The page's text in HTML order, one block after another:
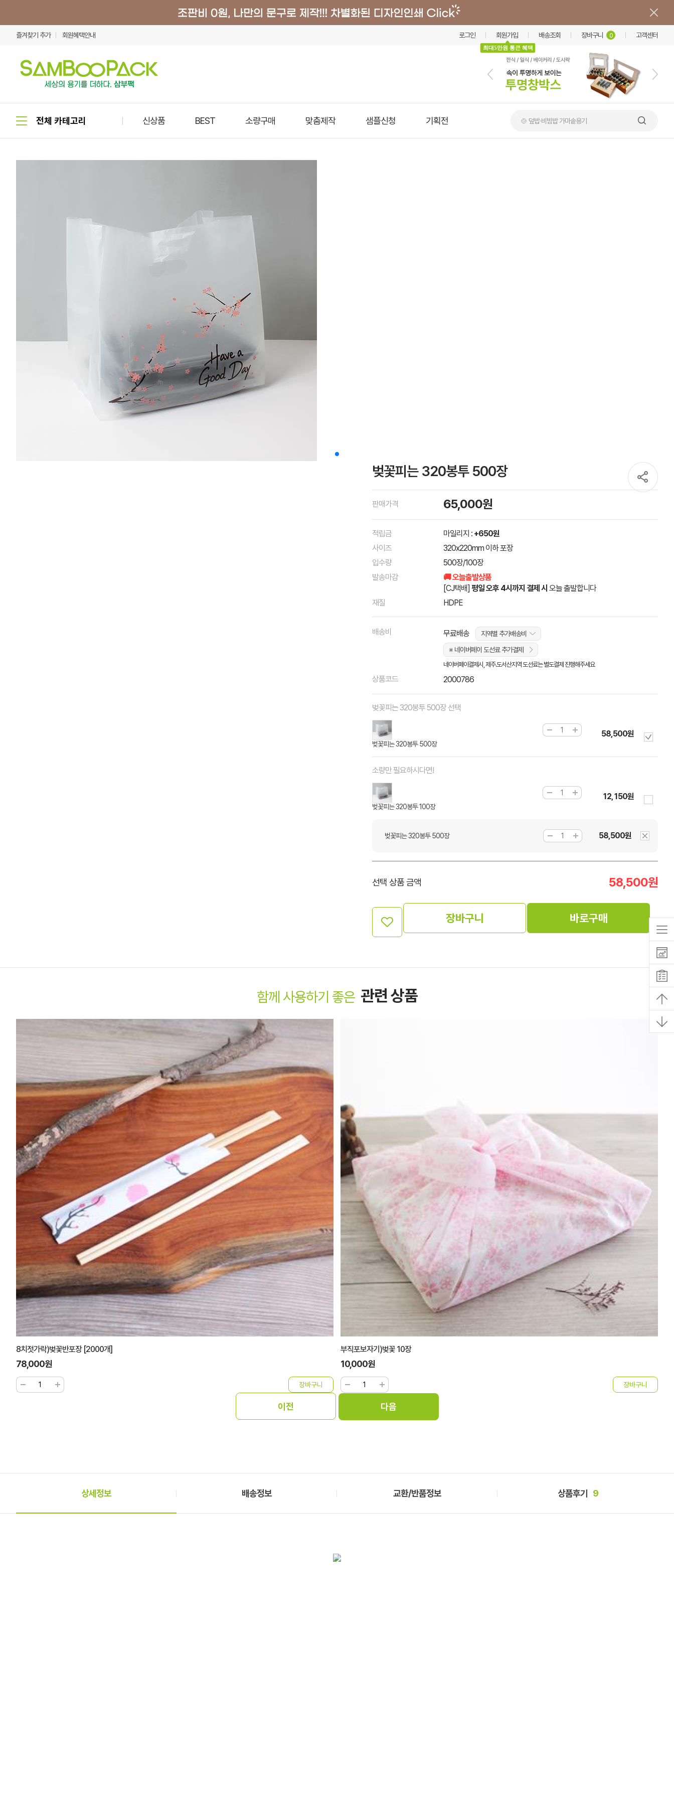
즐겨찾기 추가 회원혜택안내 로그인 회원가입
최대5만원 통큰 혜택
배송조회 장바구니 0 고객센터
신상품 BEST 소량구매 맞춤제작 샘플신청 기획전 🍲 덮밥·비빔밥 가마솥용기
벚꽃피는 320봉투 500장
판매가격 65,000원
적립금 마일리지 : +650원
사이즈
320x220mm 이하 포장
입수량
500장/100장
발송마감
🚚 오늘출발상품
[CJ택배] 평일 오후 4시까지 결제 시 오늘 출발합니다
재질
HDPE
배송비 무료배송
지역별 추가배송비
※ 네이버페이 도선료 추가결제
네이버페이결제시, 제주.도서산지역 도선료는 별도결제 진행해주세요
상품코드 2000786
벚꽃피는 320봉투 500장 선택
벚꽃피는 320봉투 500장
58,500원
소량만 필요하시다면!
벚꽃피는 320봉투 100장
12,150원
벚꽃피는 320봉투 500장 58,500원
선택 상품 금액 58,500원
장바구니 바로구매
함께 사용하기 좋은 관련 상품
8치젓가락)벚꽃반포장 [2000개]
78,000원
부직포보자기)벚꽃 10장
10,000원
상세정보 배송정보 교환/반품정보 상품후기 9